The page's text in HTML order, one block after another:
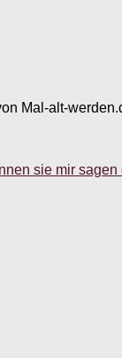
Mal-alt-
sie mir